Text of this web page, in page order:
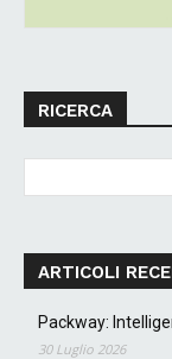
RICERCA
ARTICOLI
Packway:
30 Luglio 2026